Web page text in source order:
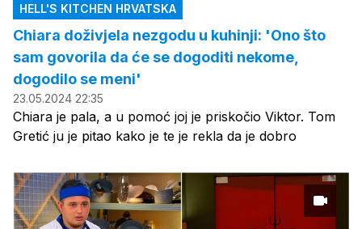
HELL'S KITCHEN HRVATSKA
Chiara doživjela nezgodu u kuhinji: 'Ono što
sam govorila da će se dogoditi nekome,
dogodilo se meni'
23.05.2024 22:35
Chiara je pala, a u pomoć joj je priskočio Viktor. Tom
Gretić ju je pitao kako je te je rekla da je dobro